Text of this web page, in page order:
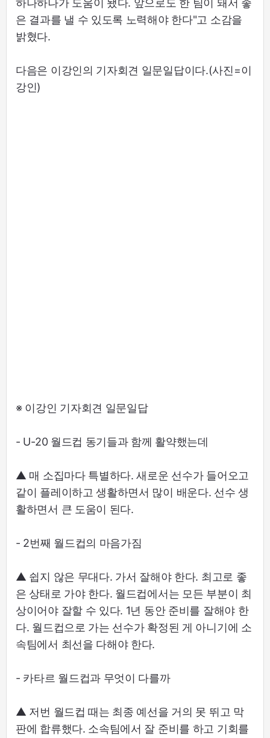
하나하나가 도움이 됐다. 앞으로도 한 팀이 돼서 좋
은 결과를 낼 수 있도록 노력해야 한다"고 소감을
밝혔다.
다음은 이강인의 기자회견 일문일답이다.(사진=이
강인)
※ 이강인 기자회견 일문일답
- U-20 월드컵 동기들과 함께 활약했는데
▲ 매 소집마다 특별하다. 새로운 선수가 들어오고
같이 플레이하고 생활하면서 많이 배운다. 선수 생
활하면서 큰 도움이 된다.
- 2번째 월드컵의 마음가짐
▲ 쉽지 않은 무대다. 가서 잘해야 한다. 최고로 좋
은 상태로 가야 한다. 월드컵에서는 모든 부분이 최
상이어야 잘할 수 있다. 1년 동안 준비를 잘해야 한
다. 월드컵으로 가는 선수가 확정된 게 아니기에 소
속팀에서 최선을 다해야 한다.
- 카타르 월드컵과 무엇이 다를까
▲ 저번 월드컵 때는 최종 예선을 거의 못 뛰고 막
판에 합류했다. 소속팀에서 잘 준비를 하고 기회를